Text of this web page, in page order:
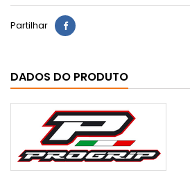
Partilhar
DADOS DO PRODUTO